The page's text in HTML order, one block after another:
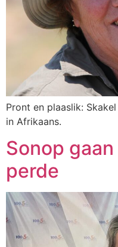
Pront en plaaslik:
in Afrikaans.
Sonop
perde